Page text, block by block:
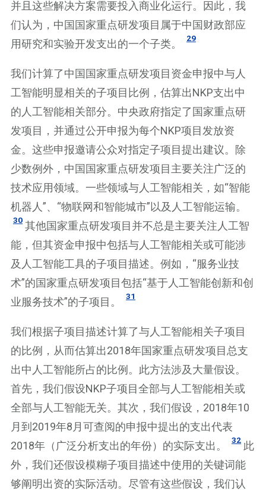
并且这些解决方案需要投入商业化运行。因此，我
们认为，中国国家重点研发项目属于中国财政部应
用研究和实验开发支出的一个子类。
29
我们计算了中国国家重点研发项目资金申报中与人
工智能明显相关的子项目比例，估算出NKP支出中
的人工智能相关部分。中央政府指定了国家重点研
发项目，并通过公开申报为每个NKP项目发放资
金。这些申报邀请公众对指定子项目提出建议。除
少数例外，中国国家重点研发项目主要关注广泛的
技术应用领域。一些领域与人工智能相关，如“智能
机器人”、“物联网和智能城市”以及人工智能运输。
30 其他国家重点研发项目并不总是主要关注人工智
能，但其资金申报中包括与人工智能相关或可能涉
及人工智能工具的子项目描述。例如，“服务业技
术”的国家重点研发项目包括“基于人工智能创新和创
业服务技术”的子项目。
31
我们根据子项目描述计算了与人工智能相关子项目
的比例，从而估算出2018年国家重点研发项目总支
出中人工智能所占的比例。此方法涉及大量假设。
首先，我们假设NKP子项目全部与人工智能相关或
全部与人工智能无关。其次，我们假设，2018年10
月到2019年8月可查阅的申报中提出的支出代表
2018年（广泛分析支出的年份）的实际支出。
32 此
外，我们还假设模糊子项目描述中使用的关键词能
够阐明出资的实际活动。尽管有这些假设，我们认